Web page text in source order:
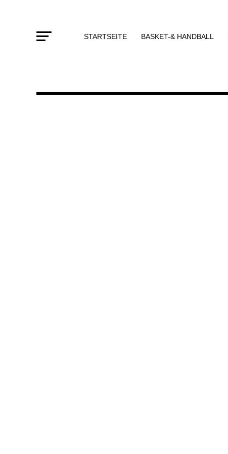
STARTSEITE BASKET-& HANDBALL